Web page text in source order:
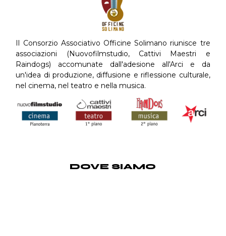
Il Consorzio Associativo Officine Solimano riunisce tre
associazioni (Nuovofilmstudio, Cattivi Maestri e
Raindogs) accomunate dall'adesione all'Arci e da
un'idea di produzione, diffusione e riflessione culturale,
nel cinema, nel teatro e nella musica.
DOVE SIAMO